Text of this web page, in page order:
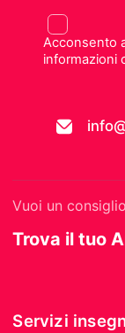
Acconsento
informazioni
Vuoi un
Trova il tuo
Servizi